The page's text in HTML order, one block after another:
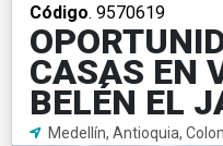
Código. 9570619
CASAS EN
BELÉN EL
Medellín, Antioquia,